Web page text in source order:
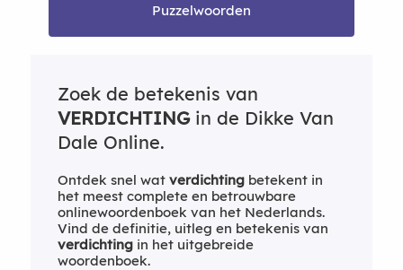
Puzzelwoorden
Zoek de betekenis van
VERDICHTINGin de Dikke Van
Dale Online.
Ontdek snel wat verdichtingbetekent in
het meest complete en betrouwbare
onlinewoordenboek van het Nederlands.
Vind de definitie, uitleg en betekenis van
verdichtingin het uitgebreide
woordenboek.